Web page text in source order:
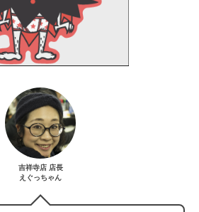
吉祥寺店 店長
えぐっちゃん